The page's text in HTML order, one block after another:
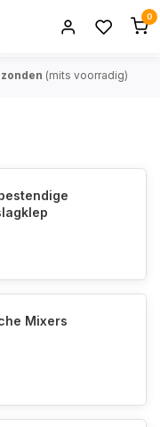
0
(mits voorradig)
Mixers